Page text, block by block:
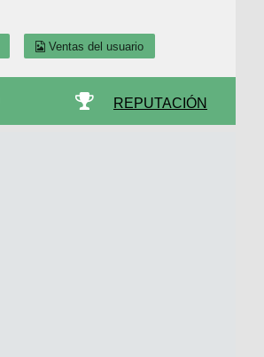
Ventas del usuario
REPUTACIÓN